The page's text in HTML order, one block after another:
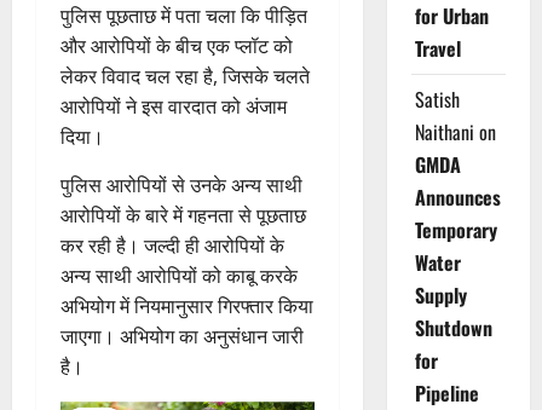
पुलिस पूछताछ में पता चला कि पीड़ित
और आरोपियों के बीच एक प्लॉट को
लेकर विवाद चल रहा है, जिसके चलते
आरोपियों ने इस वारदात को अंजाम
दिया।
पुलिस आरोपियों से उनके अन्य साथी
आरोपियों के बारे में गहनता से पूछताछ
कर रही है। जल्दी ही आरोपियों के
अन्य साथी आरोपियों को काबू करके
अभियोग में नियमानुसार गिरफ्तार किया
जाएगा। अभियोग का अनुसंधान जारी
है।
for Urban
Travel
Satish
Naithani on
GMDA
Announces
Temporary
Water
Supply
Shutdown
for
Pipeline